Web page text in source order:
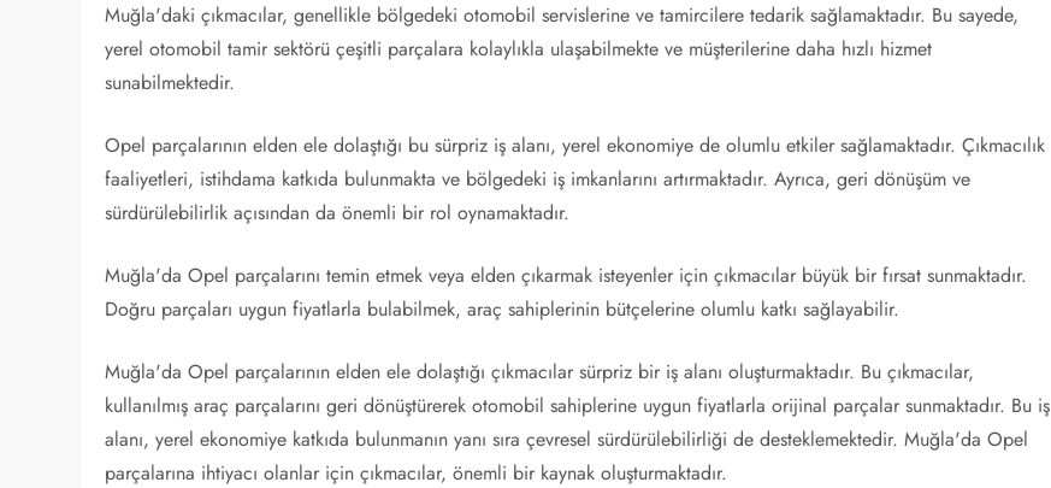
Muğla'daki çıkmacılar, genellikle bölgedeki otomobil servislerine ve tamircilere tedarik sağlamaktadır. Bu sayede,
yerel otomobil tamir sektörü çeşitli parçalara kolaylıkla ulaşabilmekte ve müşterilerine daha hızlı hizmet
sunabilmektedir.
Opel parçalarının elden ele dolaştığı bu sürpriz iş alanı, yerel ekonomiye de olumlu etkiler sağlamaktadır. Çıkmacılık
faaliyetleri, istihdama katkıda bulunmakta ve bölgedeki iş imkanlarını artırmaktadır. Ayrıca, geri dönüşüm ve
sürdürülebilirlik açısından da önemli bir rol oynamaktadır.
Muğla'da Opel parçalarını temin etmek veya elden çıkarmak isteyenler için çıkmacılar büyük bir fırsat sunmaktadır.
Doğru parçaları uygun fiyatlarla bulabilmek, araç sahiplerinin bütçelerine olumlu katkı sağlayabilir.
Muğla'da Opel parçalarının elden ele dolaştığı çıkmacılar sürpriz bir iş alanı oluşturmaktadır. Bu çıkmacılar,
kullanılmış araç parçalarını geri dönüştürerek otomobil sahiplerine uygun fiyatlarla orijinal parçalar sunmaktadır. Bu iş
alanı, yerel ekonomiye katkıda bulunmanın yanı sıra çevresel sürdürülebilirliği de desteklemektedir. Muğla'da Opel
parçalarına ihtiyacı olanlar için çıkmacılar, önemli bir kaynak oluşturmaktadır.